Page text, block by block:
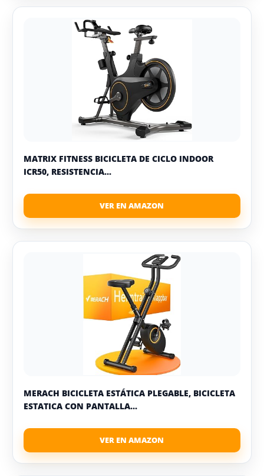
MATRIX FITNESS BICICLETA DE CICLO INDOOR
ICR50, RESISTENCIA...
MERACH BICICLETA ESTÁTICA PLEGABLE, BICICLETA
ESTATICA CON PANTALLA...